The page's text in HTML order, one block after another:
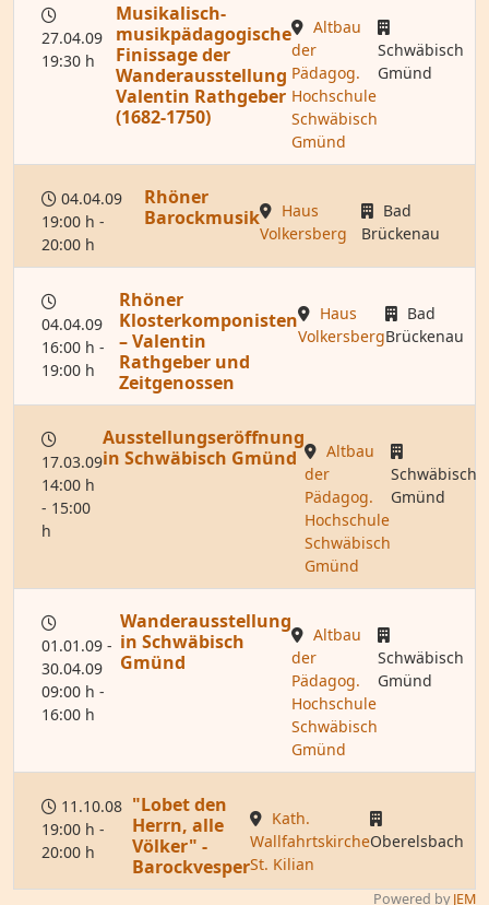
27.04.09
19:30 h
Musikalisch-
musikpädagogische
Finissage der
Wanderausstellung
Valentin Rathgeber
(1682-1750)
Altbau
der
Pädagog.
Hochschule
Schwäbisch
Gmünd
Schwäbisch
Gmünd
04.04.09
19:00 h -
20:00 h
Rhöner
Barockmusik
Haus
Volkersberg
Bad
Brückenau
04.04.09
16:00 h -
19:00 h
Rhöner
Klosterkomponisten
– Valentin
Rathgeber und
Zeitgenossen
Haus
Volkersberg
Bad
Brückenau
17.03.09
14:00 h
- 15:00
h
Ausstellungseröffnung
in Schwäbisch Gmünd
Altbau
der
Pädagog.
Hochschule
Schwäbisch
Gmünd
Schwäbisch
Gmünd
01.01.09 -
30.04.09
09:00 h -
16:00 h
Wanderausstellung
in Schwäbisch
Gmünd
Altbau
der
Pädagog.
Hochschule
Schwäbisch
Gmünd
Schwäbisch
Gmünd
11.10.08
19:00 h -
20:00 h
"Lobet den
Herrn, alle
Völker" -
Barockvesper
Kath.
Wallfahrtskirche
St. Kilian
Oberelsbach
Powered byJEM